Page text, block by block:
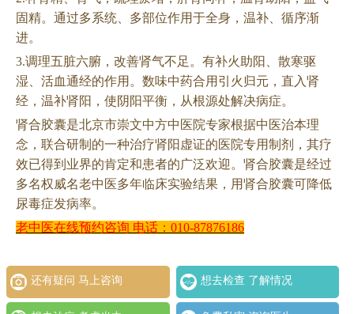
固精。通过多系统、多部位作用于全身，温补、循序渐
进。
3.调理五脏六腑，改善肾气不足。有补火助阳、散寒驱
湿、活血通经的作用。数味中药合用引火归元，直入肾
经，温补肾阳，使阴阳平衡，从根源处解决病症。
肾合胶囊是北京市崇文中方中医院专家根据中医治本理
念，联合研制的一种治疗肾阳虚证的医院专用制剂，其疗
效已得到业界的肯定和患者的广泛欢迎。肾合胶囊是经过
多名权威名老中医多年临床实验结果，用肾合胶囊可降低
尿毒症发病率。
老中医在线预约咨询 电话： 010-87876186
还有疑问 马上咨询 想去检查 了解情况